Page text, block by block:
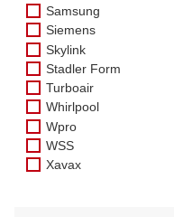
Samsung
Siemens
Skylink
Stadler Form
Turboair
Whirlpool
Wpro
WSS
Xavax